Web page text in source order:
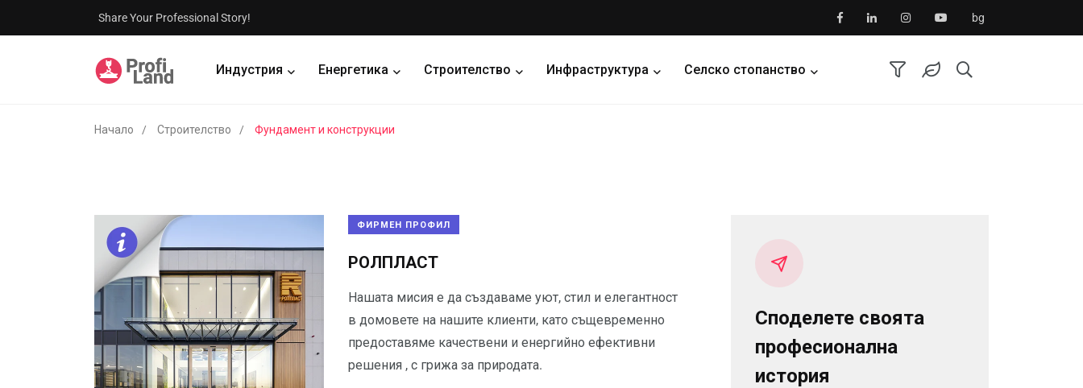
Share Your Professional Story! bg
Индустрия Енергетика Строителство Инфраструктура Селско стопанство
Начало Строителство Фундамент и конструкции
ФИРМЕН ПРОФИЛ
РОЛПЛАСТ
Нашата мисия е да създаваме уют, стил и елегантност
в домовете на нашите клиенти, като същевременно
предоставяме качествени и енергийно ефективни
решения , с грижа за природата.
Споделете своята
професионална
история